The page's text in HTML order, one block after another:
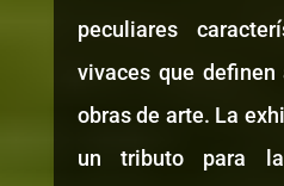
peculiares
vivaces que
obras de arte. La
un tributo para